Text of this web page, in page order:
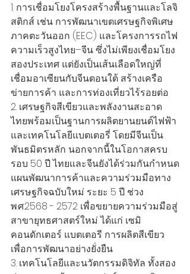
1. การเชื่อมโยงโครงสร้างพื้นฐานและโลจิ
สติกส์ เช่น การพัฒนาเขตเศรษฐกิจพิเศษ
ภาคตะวันออก (EEC) และโครงการรถไฟ
ความเร็วสูงไทย–จีน ซึ่งไม่เพียงเชื่อมโยง
สองประเทศ แต่ยังเป็นเส้นเลือดใหญ่ที่
เชื่อมอาเซียนกับจีนตอนใต้ สร้างเครือ
ข่ายการค้า และการท่องเที่ยวไร้รอยต่อ
2. เศรษฐกิจสีเขียวและพลังงานสะอาด
ไทยพร้อมเป็นฐานการผลิตยานยนต์ไฟฟ้า
และเทคโนโลยีแบตเตอรี่ โดยมีจีนเป็น
พันธมิตรหลัก นอกจากนี้ในโอกาสครบ
รอบ 50 ปี ไทยและจีนยังได้ร่วมกันกำหนด
แผนพัฒนาการค้าและความร่วมมือทาง
เศรษฐกิจฉบับใหม่ ระยะ 5 ปี ช่วง
พ.ศ.2568 - 2572 เพื่อขยายความร่วมมือสู่
สาขายุทธศาสตร์ใหม่ ได้แก่ เซมิ
คอนดักเตอร์ แบตเตอรี การผลิตสีเขียว
เพื่อการพัฒนาอย่างยั่งยืน
3. เทคโนโลยีและนวัตกรรมดิจิทัล ทั้งสอง